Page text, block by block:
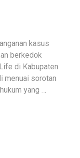
kasus
berkedok
di Kabupaten
menuai sorotan
yang …